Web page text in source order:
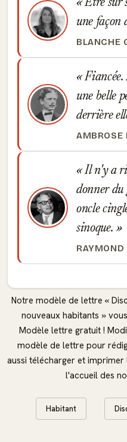
Être sur
une façon
BLANCHE
Fiancée.
une belle
derrière
AMBROSE
Il n'y a
donner du
oncle
sinoque.
RAYMOND
Notre modèle de lettre «
nouveaux habitants »
Modèle lettre gratuit !
modèle de lettre pour
aussi télécharger et
l'accueil des
Habitant